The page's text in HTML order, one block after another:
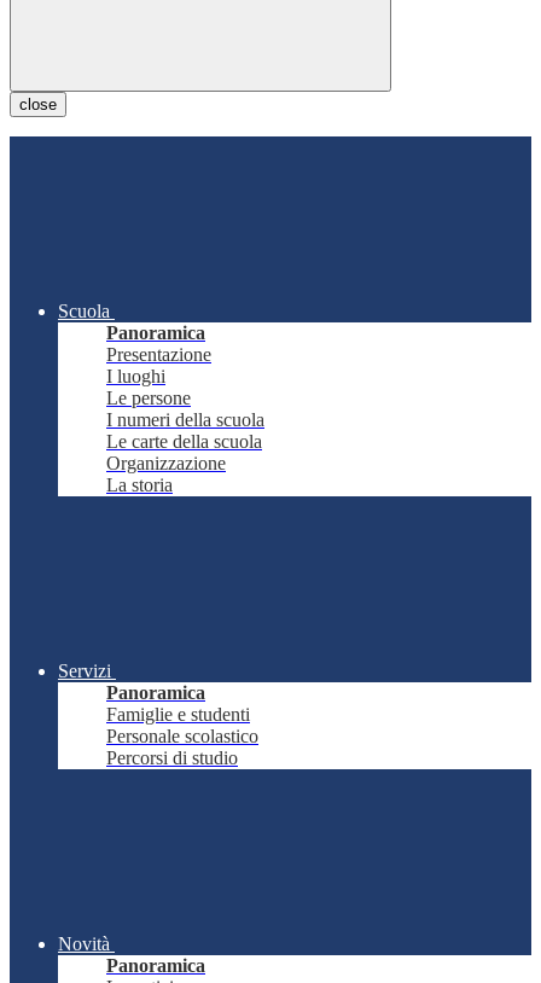
close
Scuola
Panoramica
Presentazione
I luoghi
Le persone
I numeri della scuola
Le carte della scuola
Organizzazione
La storia
Servizi
Panoramica
Famiglie e studenti
Personale scolastico
Percorsi di studio
Novità
Panoramica